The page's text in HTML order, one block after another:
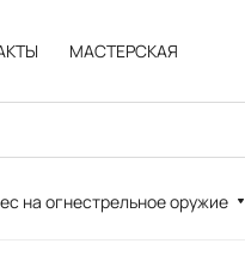
МАСТЕРСКАЯ
на огнестрельное оружие